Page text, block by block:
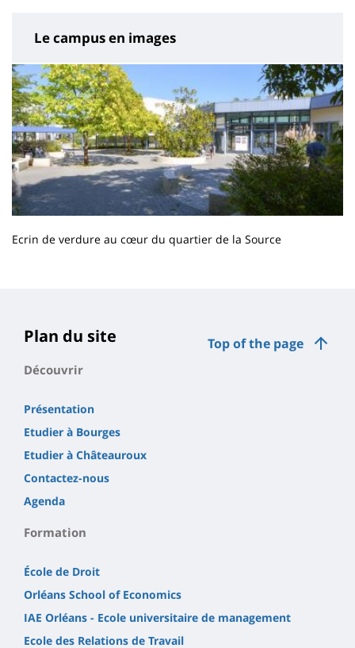
Le campus en images
Ecrin de verdure au cœur du quartier de la Source
page
principale
Top of the page
Plan du site
Découvrir
Présentation
Etudier à Bourges
Etudier à Châteauroux
Contactez-nous
Agenda
Formation
École de Droit
Orléans School of Economics
IAE Orléans - Ecole universitaire de management
Ecole des Relations de Travail